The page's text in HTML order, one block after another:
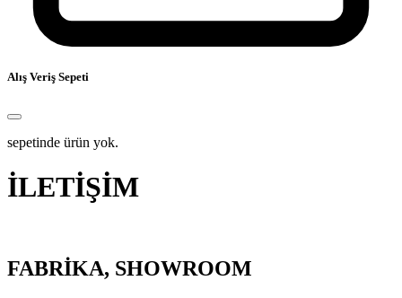
Alış Veriş Sepeti
sepetinde ürün yok.
İLETİŞİM
FABRİKA, SHOWROOM